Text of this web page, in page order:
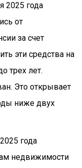
2025 года
от
за счет
эти средства на
трех лет.
Это открывает
ниже двух
года
недвижимости